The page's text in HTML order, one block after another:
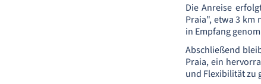
Die Anreise
Praia", etwa 3
in Empfang
Abschließend
Praia, ein
und Flexibilität zu